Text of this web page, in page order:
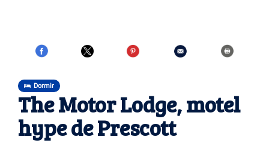
Dormir
The Motor Lodge, motel
hype de Prescott